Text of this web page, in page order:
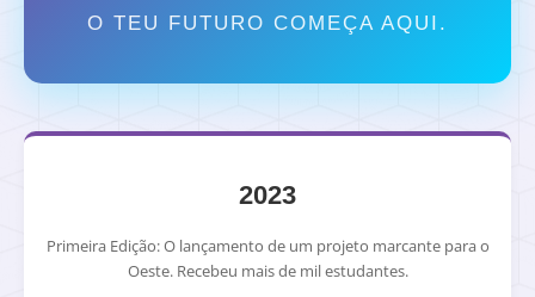
O TEU FUTURO COMEÇA AQUI.
2023
Primeira Edição: O lançamento de um projeto marcante para o
Oeste. Recebeu mais de mil estudantes.